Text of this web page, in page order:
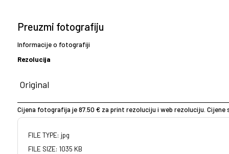
Preuzmi fotografiju
Informacije o fotografiji
Rezolucija
Cijena fotografija je 87.50 € za print rezoluciju i web rezoluciju. Cijene
FILE TYPE: jpg
FILE SIZE: 1035 KB